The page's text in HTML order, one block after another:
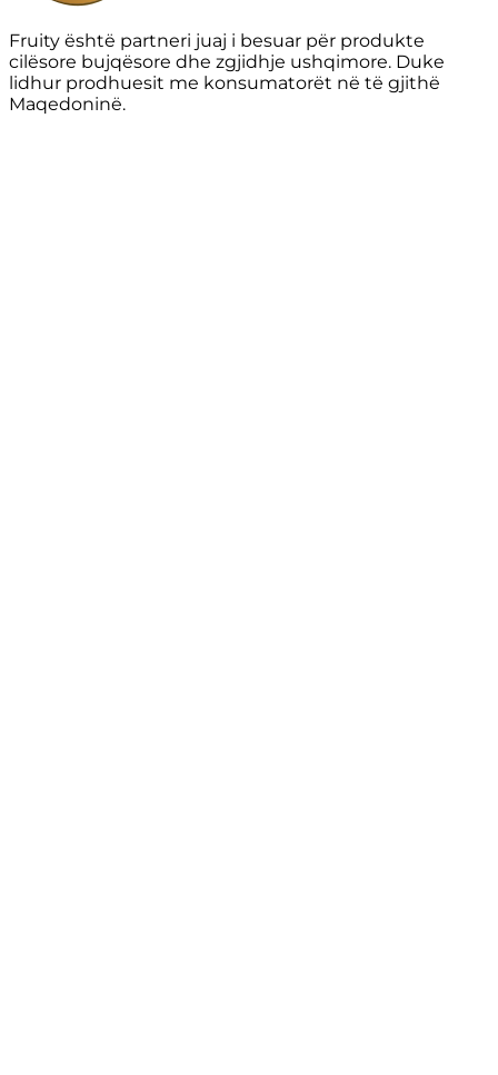
Fruity është partneri juaj i besuar për produkte
cilësore bujqësore dhe zgjidhje ushqimore. Duke
lidhur prodhuesit me konsumatorët në të gjithë
Maqedoninë.